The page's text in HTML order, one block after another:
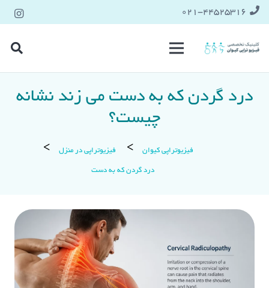
021-۴۴۵۲۵۳۱۶
درد گردن که به دست می زند نشانه
چیست؟
فیزیوتراپی کیوان فیزیوتراپی در منزل
درد گردن که به دست